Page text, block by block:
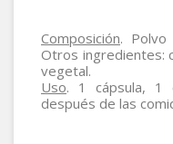
Composición.
Otros ingredientes:
vegetal.
Uso. 1 cápsula,
después de las